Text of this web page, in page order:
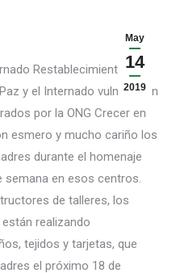
May
14
2019
Restablecimiento en
y el Internado vulneración
por la ONG Crecer en
esmero y mucho cariño los
durante el homenaje
semana en esos centros.
de talleres, los
realizando
tejidos y tarjetas, que
el próximo 18 de